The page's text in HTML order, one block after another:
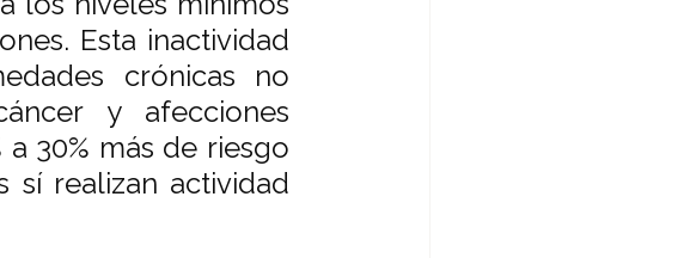
Esta inactividad
crónicas no
y afecciones
30% más de riesgo
sí realizan actividad